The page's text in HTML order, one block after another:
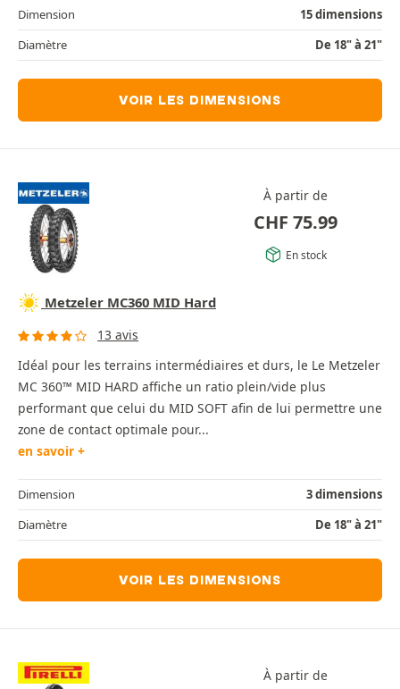
Dimension
15 dimensions
Diamètre
De 18" à 21"
VOIR LES DIMENSIONS
À partir de
CHF 75.99
En stock
Metzeler MC360 MID Hard
13 avis
Idéal pour les terrains intermédiaires et durs, le Le Metzeler
MC 360™ MID HARD affiche un ratio plein/vide plus
performant que celui du MID SOFT afin de lui permettre une
zone de contact optimale pour...
en savoir +
Dimension
3 dimensions
Diamètre
De 18" à 21"
VOIR LES DIMENSIONS
À partir de